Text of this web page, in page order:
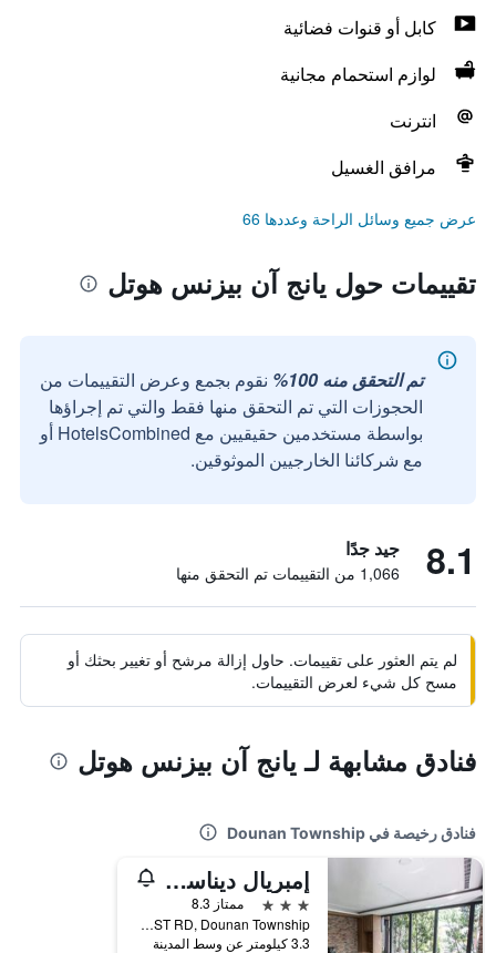
كابل أو قنوات فضائية
لوازم استحمام مجانية
انترنت
مرافق الغسيل
عرض جميع وسائل الراحة وعددها 66
تقييمات حول يانج آن بيزنس هوتل
تم التحقق منه 100%
نقوم بجمع وعرض التقييمات من
الحجوزات التي تم التحقق منها فقط والتي تم إجراؤها
بواسطة مستخدمين حقيقيين مع HotelsCombined أو
مع شركائنا الخارجيين الموثوقين.
8.1 جيد جدًا
1,066 من التقييمات تم التحقق منها
لم يتم العثور على تقييمات. حاول إزالة مرشح أو تغيير بحثك أو
مسح كل شيء لعرض التقييمات.
فنادق مشابهة لـ يانج آن بيزنس هوتل
فنادق رخيصة في Dounan Township
إمبريال ديناستي إكسكوزيت هوتل
3 نجوم
ممتاز 8.3
NO.288, Jianguo 1ST RD, Dounan Township, تايوان
3.3 كيلومتر عن وسط المدينة